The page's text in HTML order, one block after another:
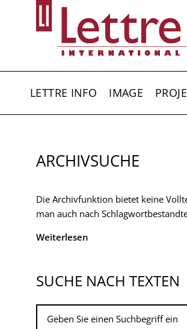
LETTRE INFO IMAGE
ARCHIVSUCHE
Die Archivfunktion bietet keine
man auch nach
Weiterlesen
SUCHE NACH TEXTEN